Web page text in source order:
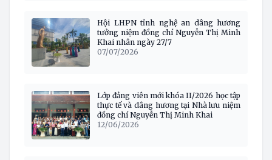
Hội LHPN tỉnh nghệ an dâng hương
tưởng niệm đồng chí Nguyễn Thị Minh
Khai nhân ngày 27/7
07/07/2026
Lớp đảng viên mới khóa II/2026 học tập
thực tế và dâng hương tại Nhà lưu niệm
đồng chí Nguyễn Thị Minh Khai
12/06/2026